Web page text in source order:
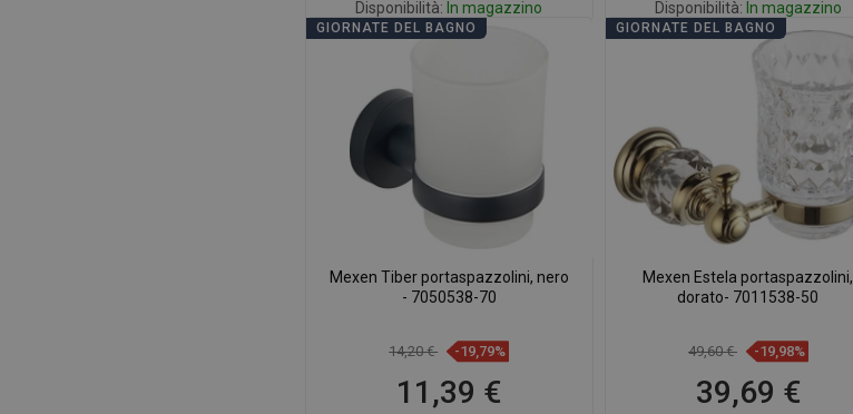
Disponibilità: In magazzino
Confrontare
Disponibilità: In magazzino
Aggiungi al carrello
favorite_border Preferito
GIORNATE DEL BAGNO
Mexen Tiber portaspazzolini, nero
- 7050538-70
14,20 € -19,79%
11,39 €
GIORNATE DEL BAGNO
Mexen Estela portaspazzolini,
dorato- 7011538-50
49,60 € -19,98%
39,69 €